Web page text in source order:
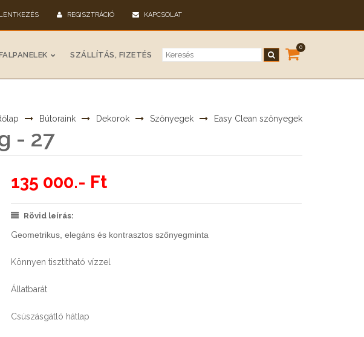
REGISZTRÁCIÓ KAPCSOLAT
SZÁLLÍTÁS, FIZETÉS
0
Bútoraink Dekorok Szőnyegek Easy Clean szőnyegek
- 27
135 000.- Ft
Rövid leírás:
Geometrikus, elegáns és kontrasztos szőnyegminta
Könnyen tisztitható vízzel
Állatbarát
Csúszásgátló hátlap